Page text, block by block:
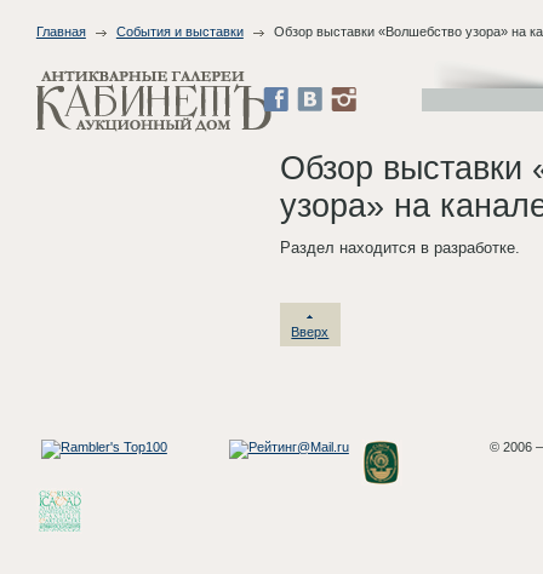
Главная События и выставки Обзор выставки «Волшебство узора» на
Обзор выставки
узора» на
Раздел находится в разработке.
Вверх
© 2006